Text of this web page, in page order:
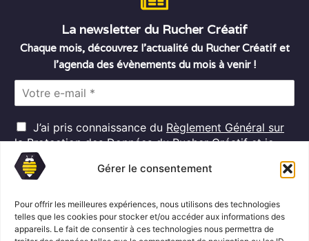
Gérer le consentement
Pour offrir les meilleures expériences, nous utilisons des technologies
telles que les cookies pour stocker et/ou accéder aux informations des
appareils. Le fait de consentir à ces technologies nous permettra de
La newsletter du Rucher Créatif
Chaque mois, découvrez l’actualité du Rucher Créatif et
l’agenda des évènements du mois à venir !
l
*
R
G
D
P
J’ai pris connaissance du Règlement Général sur
la Protection des Donnéesdu Rucher Créatif et je
consens au traitement de mes données personnelles
dans ces conditions.*
S'abonner